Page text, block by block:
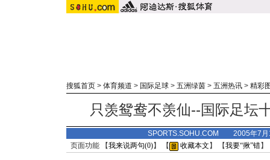
搜狐首页 > 体育频道 > 国际足球 > 五洲绿茵 > 五洲热讯 > 精彩
只羡鸳鸯不羡仙--国际足坛
SPORTS.SOHU.COM 2005年7
页面功能 【我来说两句(0)】 【 收藏本文 】 【我要“揪”错】